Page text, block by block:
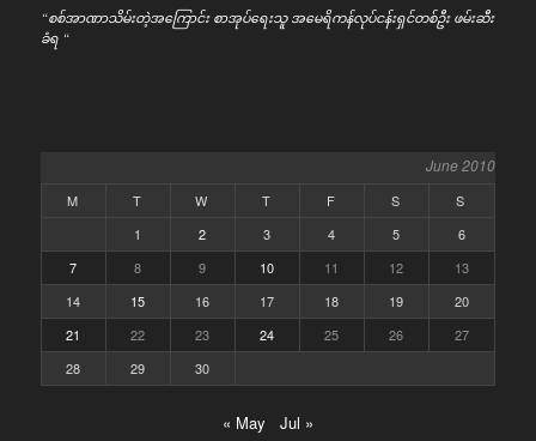
“စစ်အာဏာသိမ်းတဲ့အကြောင်း စာအုပ်ရေးသူ အမေရိကန်လုပ်ငန်းရှင်တစ်ဦး ဖမ်းဆီး
ခံရ “
June 2010
M T W T F S
S
1
2 3 4 5
6
7
8 9 10 11 12
13
14
15 16 17 18 19
20
21
22 23 24 25 26
27
28
29 30
« May Jul »